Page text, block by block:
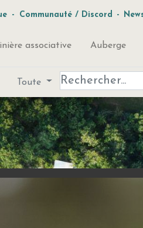
- Communauté / Discord -
associative Auberge
Toute